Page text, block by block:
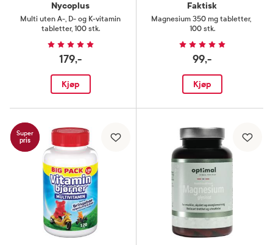
Nycoplus
Multi uten A-, D- og K-vitamin
tabletter, 100 stk.
179,-
Kjøp
Faktisk
Magnesium 350 mg tabletter,
100 stk.
99,-
Kjøp
Super
pris